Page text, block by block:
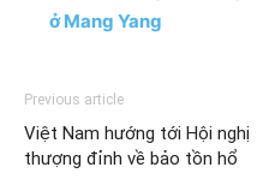
ở Mang Yang
Previous article
Việt Nam hướng tới Hội nghị
thượng đỉnh về bảo tồn hổ